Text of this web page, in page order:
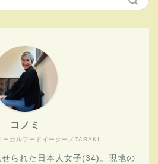
ーカルフードイーター／TARAKI
コノミ
られた日本人女子(34)。現地の